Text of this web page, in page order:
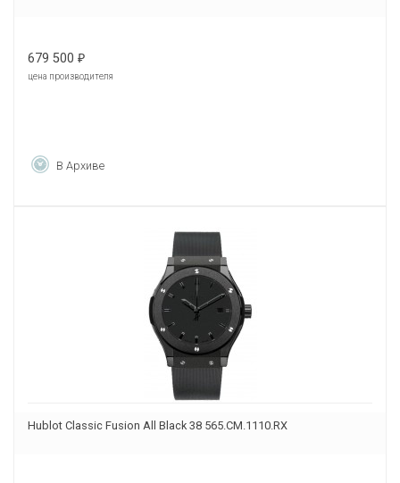
679 500 ₽
цена производителя
В Архиве
Hublot Classic Fusion All Black 38 565.CM.1110.RX